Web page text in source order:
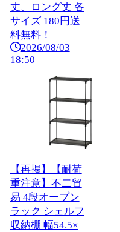
丈、ロング丈 各
サイズ 180円送
料無料！
2026/08/03
18:50
【再掲】【耐荷
重注意】不二貿
易 4段オープン
ラック シェルフ
収納棚 幅54.5×